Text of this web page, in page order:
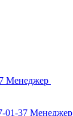
Менеджер
01-37 Менеджер